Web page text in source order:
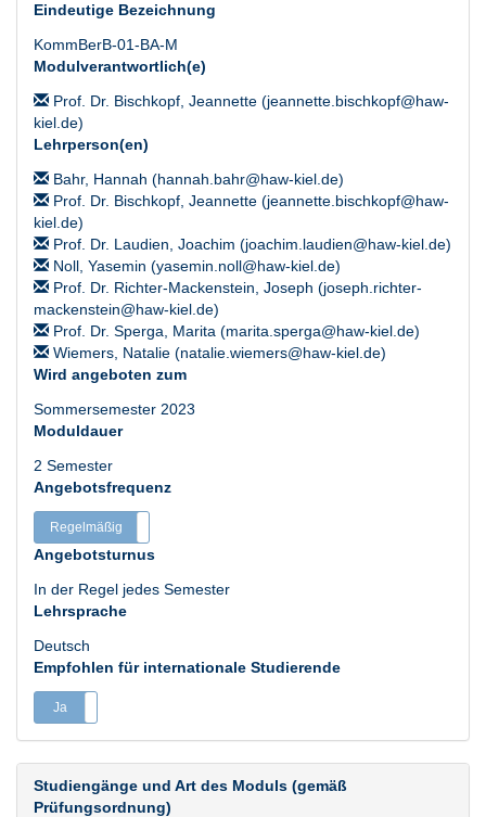
Eindeutige Bezeichnung
KommBerB-01-BA-M
Modulverantwortlich(e)
Prof. Dr. Bischkopf, Jeannette (jeannette.bischkopf@haw-
kiel.de)
Lehrperson(en)
Bahr, Hannah (hannah.bahr@haw-kiel.de)
Prof. Dr. Bischkopf, Jeannette (jeannette.bischkopf@haw-
kiel.de)
Prof. Dr. Laudien, Joachim (joachim.laudien@haw-kiel.de)
Noll, Yasemin (yasemin.noll@haw-kiel.de)
Prof. Dr. Richter-Mackenstein, Joseph (joseph.richter-
mackenstein@haw-kiel.de)
Prof. Dr. Sperga, Marita (marita.sperga@haw-kiel.de)
Wiemers, Natalie (natalie.wiemers@haw-kiel.de)
Wird angeboten zum
Sommersemester 2023
Moduldauer
2 Semester
Angebotsfrequenz
Regelmäßig
Angebotsturnus
In der Regel jedes Semester
Lehrsprache
Deutsch
Empfohlen für internationale Studierende
Ja
Studiengänge und Art des Moduls (gemäß
Prüfungsordnung)